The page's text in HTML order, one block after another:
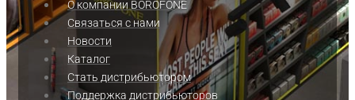
О компании BOROFONE
Связаться с нами
Новости
Каталог
Стать дистрибьютором
Поддержка дистрибьюторов